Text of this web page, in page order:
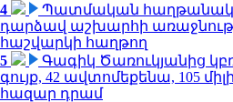
4
Պատմական
դարձավ աշխարհի
հաշվարկի հաղթող
5
Գագիկ Ծառուկյանից
գույք, 42 ավտոմեքենա, 105
հազար դրամ